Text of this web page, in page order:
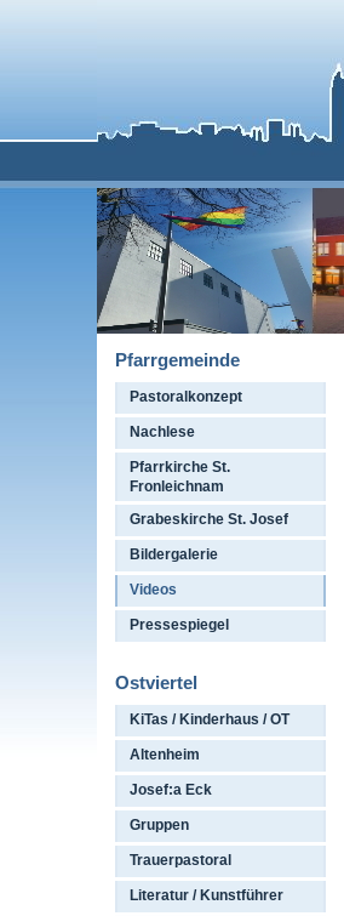
Pfarrgemeinde
Pastoralkonzept
Nachlese
Pfarrkirche St.
Fronleichnam
Grabeskirche St. Josef
Bildergalerie
Videos
Pressespiegel
Ostviertel
KiTas / Kinderhaus / OT
Altenheim
Josef:a Eck
Gruppen
Trauerpastoral
Literatur / Kunstführer